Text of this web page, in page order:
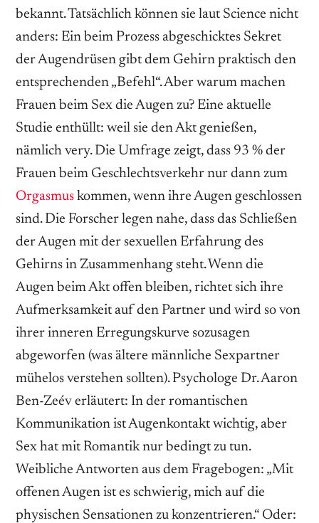
bekannt. Tatsächlich können sie laut Science nicht
anders: Ein beim Prozess abgeschicktes Sekret
der Augendrüsen gibt dem Gehirn praktisch den
entsprechenden „Befehl“. Aber warum machen
Frauen beim Sex die Augen zu? Eine aktuelle
Studie enthüllt: weil sie den Akt genießen,
nämlich very. Die Umfrage zeigt, dass 93 % der
Frauen beim Geschlechtsverkehr nur dann zum
Orgasmus kommen, wenn ihre Augen geschlossen
sind. Die Forscher legen nahe, dass das Schließen
der Augen mit der sexuellen Erfahrung des
Gehirns in Zusammenhang steht. Wenn die
Augen beim Akt offen bleiben, richtet sich ihre
Aufmerksamkeit auf den Partner und wird so von
ihrer inneren Erregungskurve sozusagen
abgeworfen (was ältere männliche Sexpartner
mühelos verstehen sollten). Psychologe Dr. Aaron
Ben-Zeév erläutert: In der romantischen
Kommunikation ist Augenkontakt wichtig, aber
Sex hat mit Romantik nur bedingt zu tun.
Weibliche Antworten aus dem Fragebogen: „Mit
offenen Augen ist es schwierig, mich auf die
physischen Sensationen zu konzentrieren.“ Oder: